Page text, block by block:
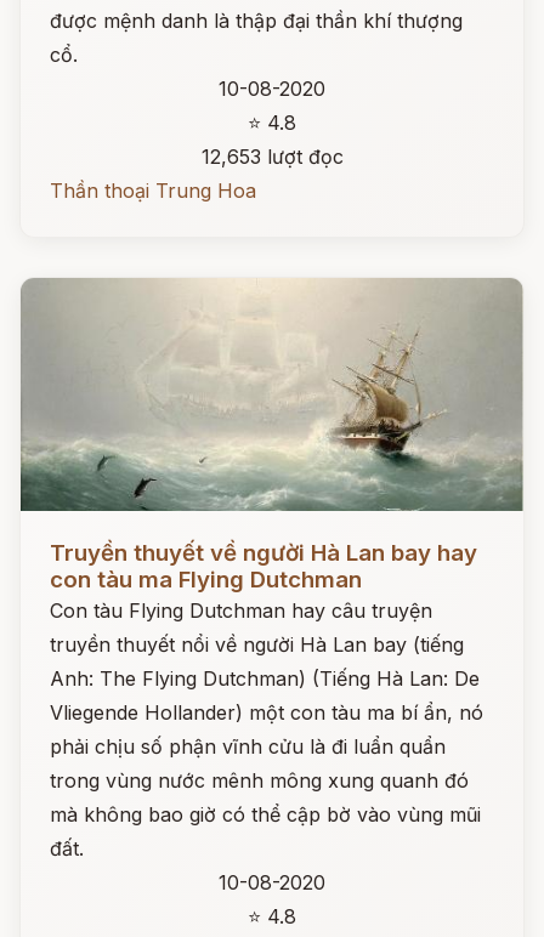
được mệnh danh là thập đại thần khí thượng
cổ.
10-08-2020
⭐ 4.8
12,653 lượt đọc
Thần thoại Trung Hoa
Đọc ngay
Truyền thuyết về người Hà Lan bay hay
con tàu ma Flying Dutchman
Con tàu Flying Dutchman hay câu truyện
truyền thuyết nổi về người Hà Lan bay (tiếng
Anh: The Flying Dutchman) (Tiếng Hà Lan: De
Vliegende Hollander) một con tàu ma bí ẩn, nó
phải chịu số phận vĩnh cửu là đi luẩn quẩn
trong vùng nước mênh mông xung quanh đó
mà không bao giờ có thể cập bờ vào vùng mũi
đất.
10-08-2020
⭐ 4.8